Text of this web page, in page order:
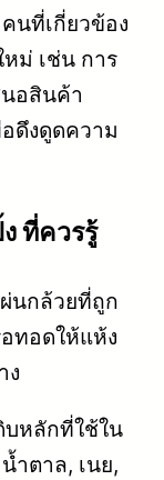
คนที่เกี่ยวข้อง
ม่ เช่น การ
อสินค้า
ดึงดูดความ
ที่ควรรู้
นกล้วยที่ถูก
ทอดให้แห้ง
ง
บหลักที่ใช้ใน
ำตาล, เนย,